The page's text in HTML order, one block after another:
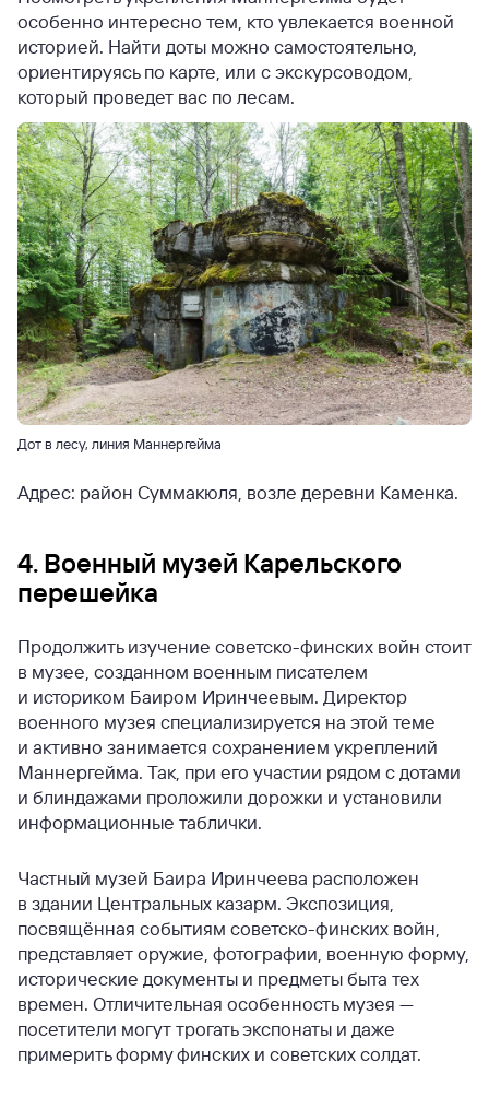
особенно интересно тем, кто увлекается военной
историей. Найти доты можно самостоятельно,
ориентируясь по карте, или с экскурсоводом,
который проведет вас по лесам.
Дот в лесу, линия Маннергейма
Адрес: район Суммакюля, возле деревни Каменка.
4. Военный музей Карельского
перешейка
Продолжить изучение советско-финских войн стоит
в музее, созданном военным писателем
и историком Баиром Иринчеевым. Директор
военного музея специализируется на этой теме
и активно занимается сохранением укреплений
Маннергейма. Так, при его участии рядом с дотами
и блиндажами проложили дорожки и установили
информационные таблички.
Частный музей Баира Иринчеева расположен
в здании Центральных казарм. Экспозиция,
посвящённая событиям советско-финских войн,
представляет оружие, фотографии, военную форму,
исторические документы и предметы быта тех
времен. Отличительная особенность музея —
посетители могут трогать экспонаты и даже
примерить форму финских и советских солдат.